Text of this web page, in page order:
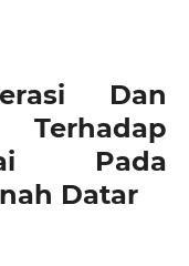
Dan
Pada
Datar